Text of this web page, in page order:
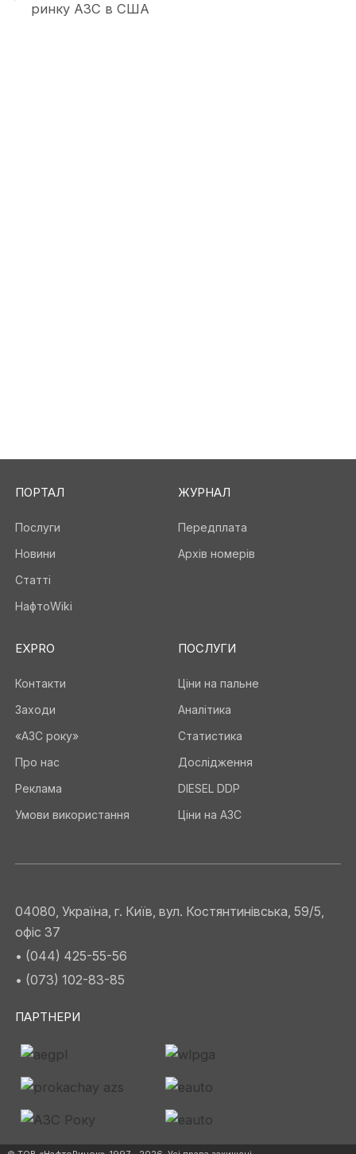
ринку АЗС в США
ПОРТАЛ
Послуги
Новини
Статті
НафтоWiki
ЖУРНАЛ
Передплата
Архів номерів
EXPRO
Контакти
Заходи
«АЗС року»
Про нас
Реклама
Умови використання
ПОСЛУГИ
Ціни на пальне
Аналітика
Статистика
Дослідження
DIESEL DDP
Ціни на АЗС
04080, Україна, г. Київ, вул. Костянтинівська, 59/5,
офіс 37
• (044) 425-55-56
• (073) 102-83-85
ПАРТНЕРИ